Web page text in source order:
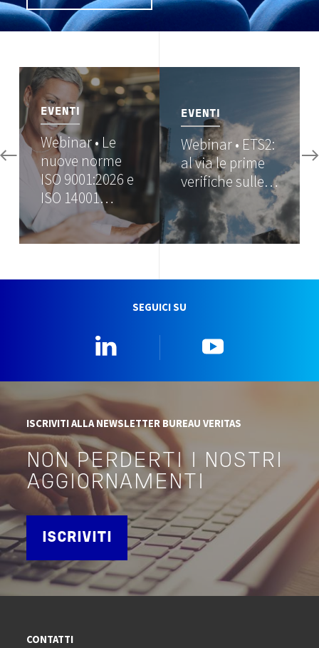
Image
EVENTI
Webinar • Le
nuove norme
ISO 9001:2026 e
ISO 14001…
EVENTI
Webinar • ETS2:
al via le prime
verifiche sulle…
SEGUICI SU
ISCRIVITI ALLA NEWSLETTER BUREAU VERITAS
NON PERDERTI I NOSTRI
AGGIORNAMENTI
ISCRIVITI
CONTATTI